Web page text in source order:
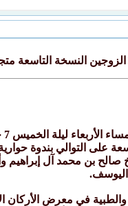
النسخة التاسعة
على التوالي بندوة
بن محمد آل إبراهيم
اليوسف.
والطبية في معرض